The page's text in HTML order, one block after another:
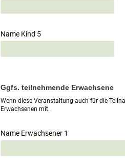
Name Kind 5
Ggfs. teilnehmende Erwachsene
Wenn diese Veranstaltung auch für die
Erwachsenen mit.
Name Erwachsener 1